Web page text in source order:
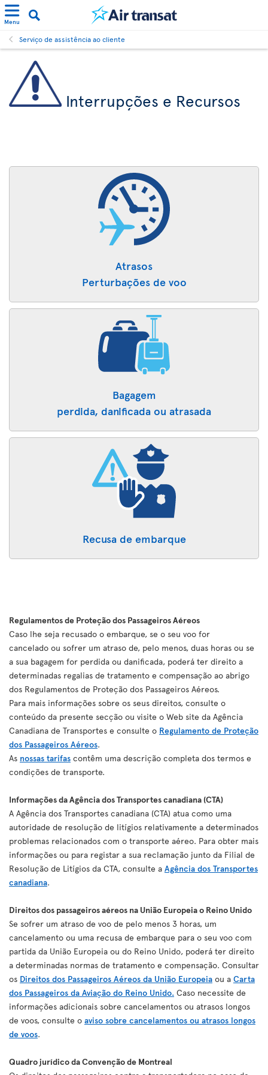
Menu
Serviço de assistência ao cliente
Interrupções e Recursos
Atrasos
Perturbações de voo
Bagagem
perdida, danificada ou atrasada
Recusa de embarque
Regulamentos de Proteção dos Passageiros Aéreos
Caso lhe seja recusado o embarque, se o seu voo for
cancelado ou sofrer um atraso de, pelo menos, duas horas ou se
a sua bagagem for perdida ou danificada, poderá ter direito a
determinadas regalias de tratamento e compensação ao abrigo
dos Regulamentos de Proteção dos Passageiros Aéreos.
Para mais informações sobre os seus direitos, consulte o
conteúdo da presente secção ou visite o Web site da Agência
Canadiana de Transportes e consulte o Regulamento de Proteção
dos Passageiros Aéreos.
As nossas tarifas contêm uma descrição completa dos termos e
condições de transporte.
Informações da Agência dos Transportes canadiana (CTA)
A Agência dos Transportes canadiana (CTA) atua como uma
autoridade de resolução de litígios relativamente a determinados
problemas relacionados com o transporte aéreo. Para obter mais
informações ou para registar a sua reclamação junto da Filial de
Resolução de Litígios da CTA, consulte a Agência dos Transportes
canadiana.
Direitos dos passageiros aéreos na União Europeia o Reino Unido
Se sofrer um atraso de voo de pelo menos 3 horas, um
cancelamento ou uma recusa de embarque para o seu voo com
partida da União Europeia ou do Reino Unido, poderá ter direito
a determinadas normas de tratamento e compensação. Consultar
os Direitos dos Passageiros Aéreos da União Europeia ou a Carta
dos Passageiros da Aviação do Reino Unido. Caso necessite de
informações adicionais sobre cancelamentos ou atrasos longos
de voos, consulte o aviso sobre cancelamentos ou atrasos longos
de voos.
Quadro jurídico da Convenção de Montreal